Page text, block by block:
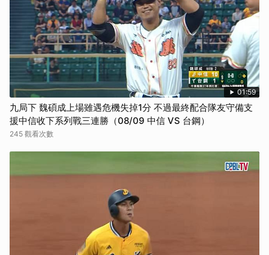
01:59
九局下 魏碩成上場雖遇危機失掉1分 不過最終配合隊友守備支
援中信收下系列戰三連勝（08/09 中信 VS 台鋼）
245 觀看次數